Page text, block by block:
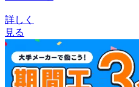
詳しく
見る